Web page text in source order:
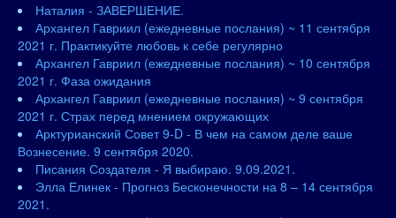
Наталия - ЗАВЕРШЕНИЕ.
Архангел Гавриил (ежедневные послания) ~ 11 сентября
2021 г. Практикуйте любовь к себе регулярно
Архангел Гавриил (ежедневные послания) ~ 10 сентября
2021 г. Фаза ожидания
Архангел Гавриил (ежедневные послания) ~ 9 сентября
2021 г. Страх перед мнением окружающих
Арктурианский Совет 9-D - В чем на самом деле ваше
Вознесение. 9 сентября 2020.
Писания Создателя - Я выбираю. 9.09.2021.
Элла Елинек - Прогноз Бесконечности на 8 – 14 сентября
2021.